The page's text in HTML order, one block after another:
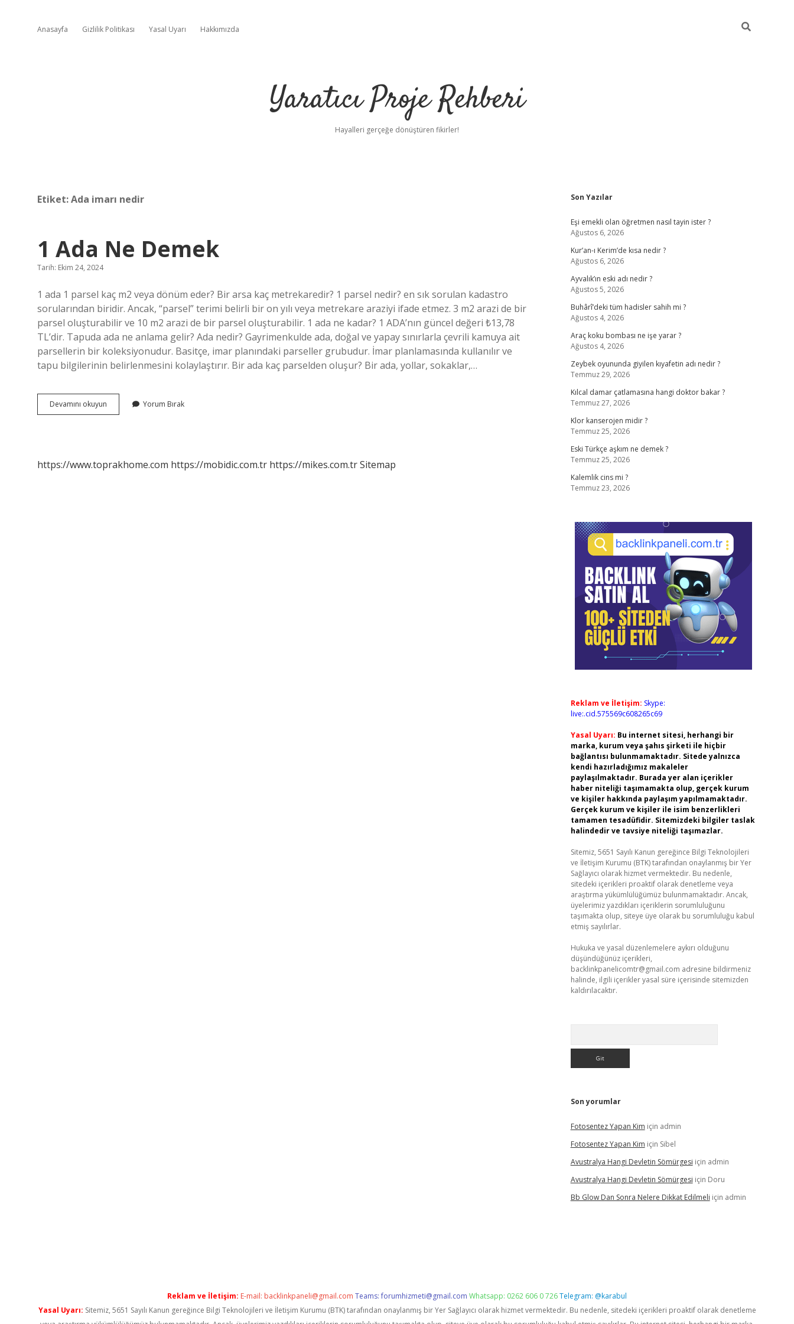
Anasayfa Gizlilik Politikası Yasal Uyarı Hakkımızda
Yaratıcı Proje Rehberi
Hayalleri gerçeğe dönüştüren fikirler!
Etiket:Ada imarı nedir
1 Ada Ne Demek
Tarih: Ekim 24, 2024
1 ada 1 parsel kaç m2 veya dönüm eder? Bir arsa kaç metrekaredir? 1 parsel nedir? en sık sorulan kadastro
sorularından biridir. Ancak, “parsel” terimi belirli bir on yılı veya metrekare araziyi ifade etmez. 3 m2 arazi de bir
parsel oluşturabilir ve 10 m2 arazi de bir parsel oluşturabilir. 1 ada ne kadar? 1 ADA’nın güncel değeri ₺13,78
TL’dir. Tapuda ada ne anlama gelir? Ada nedir? Gayrimenkulde ada, doğal ve yapay sınırlarla çevrili kamuya ait
parsellerin bir koleksiyonudur. Basitçe, imar planındaki parseller grubudur. İmar planlamasında kullanılır ve
tapu bilgilerinin belirlenmesini kolaylaştırır. Bir ada kaç parselden oluşur? Bir ada, yollar, sokaklar,…
Devamını okuyun
Ada
Yorum Bırak
https://www.toprakhome.com https://mobidic.com.tr https://mikes.com.trSitemap
Sidebar
Son Yazılar
Eşi emekli olan öğretmen nasıl tayin ister ?
Ağustos 6, 2026
Kur’an-ı Kerim’de kısa nedir ?
Ağustos 6, 2026
Ayvalık’ın eski adı nedir ?
Ağustos 5, 2026
Buhârî’deki tüm hadisler sahih mi ?
Ağustos 4, 2026
Araç koku bombası ne işe yarar ?
Ağustos 4, 2026
Zeybek oyununda giyilen kıyafetin adı nedir ?
Temmuz 29, 2026
Kılcal damar çatlamasına hangi doktor bakar ?
Temmuz 27, 2026
Klor kanserojen midir ?
Temmuz 25, 2026
Eski Türkçe aşkım ne demek ?
Temmuz 25, 2026
Kalemlik cins mi ?
Temmuz 23, 2026
Reklam ve İletişim: Skype:
live:.cid.575569c608265c69
Yasal Uyarı: Bu internet sitesi, herhangi bir
marka, kurum veya şahıs şirketi ile hiçbir
bağlantısı bulunmamaktadır. Sitede yalnızca
kendi hazırladığımız makaleler
paylaşılmaktadır. Burada yer alan içerikler
haber niteliği taşımamakta olup, gerçek kurum
ve kişiler hakkında paylaşım yapılmamaktadır.
Gerçek kurum ve kişiler ile isim benzerlikleri
tamamen tesadüfidir. Sitemizdeki bilgiler taslak
halindedir ve tavsiye niteliği taşımazlar.
Sitemiz, 5651 Sayılı Kanun gereğince Bilgi Teknolojileri
ve İletişim Kurumu (BTK) tarafından onaylanmış bir Yer
Sağlayıcı olarak hizmet vermektedir. Bu nedenle,
sitedeki içerikleri proaktif olarak denetleme veya
araştırma yükümlülüğümüz bulunmamaktadır. Ancak,
üyelerimiz yazdıkları içeriklerin sorumluluğunu
taşımakta olup, siteye üye olarak bu sorumluluğu kabul
etmiş sayılırlar.
Hukuka ve yasal düzenlemelere aykırı olduğunu
düşündüğünüz içerikleri,
backlinkpanelicomtr@gmail.com adresine bildirmeniz
halinde, ilgili içerikler yasal süre içerisinde sitemizden
kaldırılacaktır.
Son yorumlar
Fotosentez Yapan Kim için admin
Fotosentez Yapan Kim için Sibel
Avustralya Hangi Devletin Sömürgesi için admin
Avustralya Hangi Devletin Sömürgesi için Doru
Bb Glow Dan Sonra Nelere Dikkat Edilmeli için admin
Reklam ve İletişim: E-mail: backlinkpaneli@gmail.com Teams:forumhizmeti@gmail.com Whatsapp: 0262 606 0 726Telegram: @karabul
Yasal Uyarı: Sitemiz, 5651 Sayılı Kanun gereğince Bilgi Teknolojileri ve İletişim Kurumu (BTK) tarafından onaylanmış bir Yer Sağlayıcı olarak hizmet vermektedir. Bu nedenle, sitedeki içerikleri proaktif olarak denetleme